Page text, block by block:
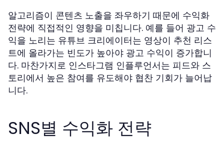
알고리즘이 콘텐츠 노출을 좌우하기 때문에 수익화
전략에 직접적인 영향을 미칩니다. 예를 들어 광고 수
익을 노리는 유튜브 크리에이터는 영상이 추천 리스
트에 올라가는 빈도가 높아야 광고 수익이 증가합니
다. 마찬가지로 인스타그램 인플루언서는 피드와 스
토리에서 높은 참여를 유도해야 협찬 기회가 늘어납
니다.
SNS별 수익화 전략